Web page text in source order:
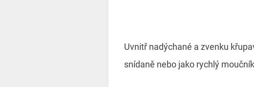
Uvnitř nadýchané a zvenku
snídaně nebo jako rychlý